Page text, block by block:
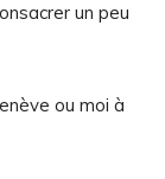
un peu
ou moi à